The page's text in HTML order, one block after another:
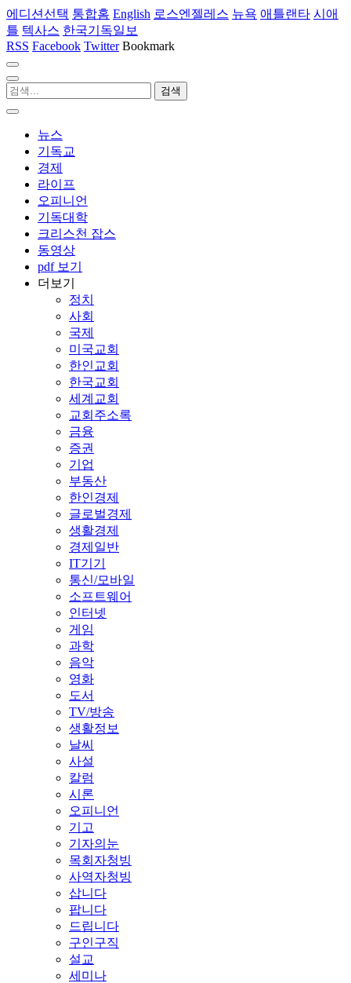
에디션선택 통합홈 English 로스엔젤레스 뉴욕 애틀랜타 시애
틀 텍사스 한국기독일보
RSS Facebook Twitter Bookmark
뉴스
기독교
경제
라이프
오피니언
기독대학
크리스천 잡스
동영상
pdf 보기
더보기
정치
사회
국제
미국교회
한인교회
한국교회
세계교회
교회주소록
금융
증권
기업
부동산
한인경제
글로벌경제
생활경제
경제일반
IT기기
통신/모바일
소프트웨어
인터넷
게임
과학
음악
영화
도서
TV/방송
생활정보
날씨
사설
칼럼
시론
오피니언
기고
기자의눈
목회자청빙
사역자청빙
삽니다
팝니다
드립니다
구인구직
설교
세미나